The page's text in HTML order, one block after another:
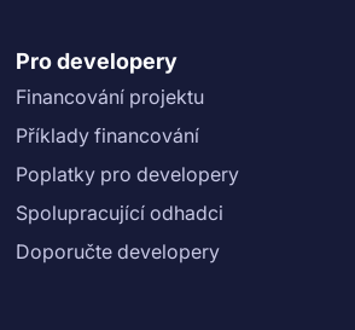
Pro developery
Financování projektu
Příklady financování
Poplatky pro developery
Spolupracující odhadci
Doporučte developery